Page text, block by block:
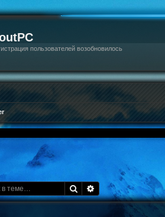
пользователей возобновилось
Поиск Расширенный